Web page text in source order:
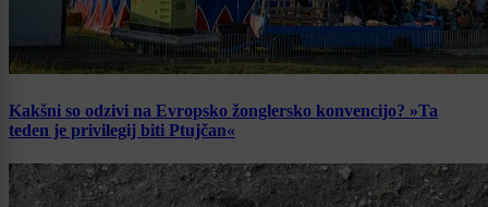
Kakšni so odzivi na Evropsko žonglersko konvencijo? »Ta
teden je privilegij biti Ptujčan«